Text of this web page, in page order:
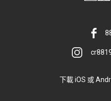
下載 iOS 或